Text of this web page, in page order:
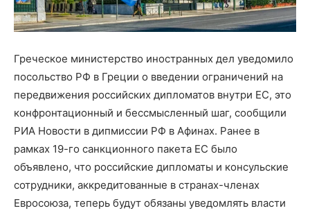
Греческое министерство иностранных дел уведомило
посольство РФ в Греции о введении ограничений на
передвижения российских дипломатов внутри ЕС, это
конфронтационный и бессмысленный шаг, сообщили
РИА Новости в дипмиссии РФ в Афинах. Ранее в
рамках 19-го санкционного пакета ЕС было
объявлено, что российские дипломаты и консульские
сотрудники, аккредитованные в странах-членах
Евросоюза, теперь будут обязаны уведомлять власти